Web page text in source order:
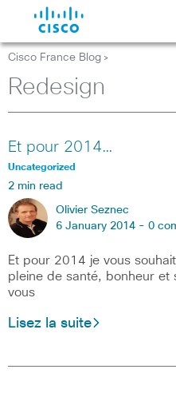
Cisco France Blog >
Redesign
Et pour 2014…
Uncategorized
2 min read
Olivier Seznec
6 January 2014 - 0
Et pour 2014 je vous
pleine de santé, bonheur et
vous
Lisez la suite